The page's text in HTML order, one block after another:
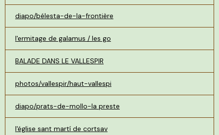
diapo/bélesta-de-la-frontière
l'ermitage de galamus / les go
BALADE DANS LE VALLESPIR
photos/vallespir/haut-vallespi
diapo/prats-de-mollo-la preste
l'église sant martí de cortsav